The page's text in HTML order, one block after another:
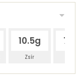
10.5g
Zsír